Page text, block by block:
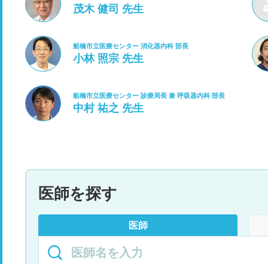
茂木 健司 先生
船橋市立医療センター 消化器内科 部長
小林 照宗 先生
船橋市立医療センター 診療局長 兼 呼吸器内科 部長
中村 祐之 先生
医師を探す
医師